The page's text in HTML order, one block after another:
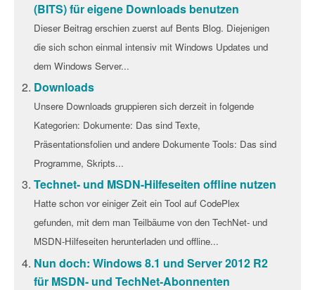
(BITS) für eigene Downloads benutzen
Dieser Beitrag erschien zuerst auf Bents Blog. Diejenigen
die sich schon einmal intensiv mit Windows Updates und
dem Windows Server...
Downloads
Unsere Downloads gruppieren sich derzeit in folgende
Kategorien: Dokumente: Das sind Texte,
Präsentationsfolien und andere Dokumente Tools: Das sind
Programme, Skripts...
Technet- und MSDN-Hilfeseiten offline nutzen
Hatte schon vor einiger Zeit ein Tool auf CodePlex
gefunden, mit dem man Teilbäume von den TechNet- und
MSDN-Hilfeseiten herunterladen und offline...
Nun doch: Windows 8.1 und Server 2012 R2
für MSDN- und TechNet-Abonnenten